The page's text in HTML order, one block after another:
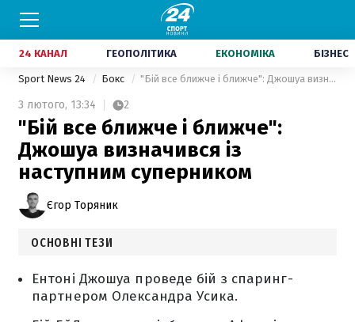
24 КАНАЛ ГЕОПОЛІТИКА ЕКОНОМІКА БІЗНЕС
Sport News 24 Бокс "Бій все ближче і ближче": Джошуа визначився із наступним суперником
3 лютого, 13:34 2
"Бій все ближче і ближче":
Джошуа визначився із
наступним суперником
Єгор Торяник
ОСНОВНІ ТЕЗИ
Ентоні Джошуа проведе бій з спаринг-
партнером Олександра Усика.